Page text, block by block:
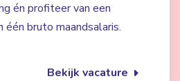
én profiteer van een
bruto maandsalaris.
Bekijk vacature